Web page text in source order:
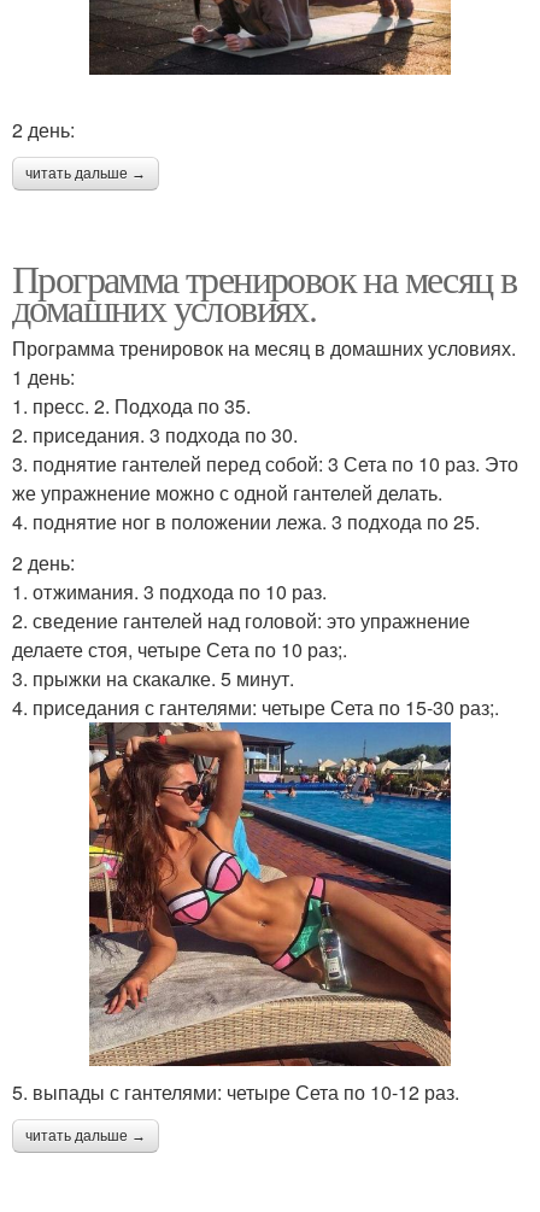
2 день:
читать дальше →
Программа тренировок на месяц в
домашних условиях.
Программа тренировок на месяц в домашних условиях.
1 день:
1. пресс. 2. Подхода по 35.
2. приседания. 3 подхода по 30.
3. поднятие гантелей перед собой: 3 Сета по 10 раз. Это
же упражнение можно с одной гантелей делать.
4. поднятие ног в положении лежа. 3 подхода по 25.
2 день:
1. отжимания. 3 подхода по 10 раз.
2. сведение гантелей над головой: это упражнение
делаете стоя, четыре Сета по 10 раз;.
3. прыжки на скакалке. 5 минут.
4. приседания с гантелями: четыре Сета по 15-30 раз;.
5. выпады с гантелями: четыре Сета по 10-12 раз.
читать дальше →